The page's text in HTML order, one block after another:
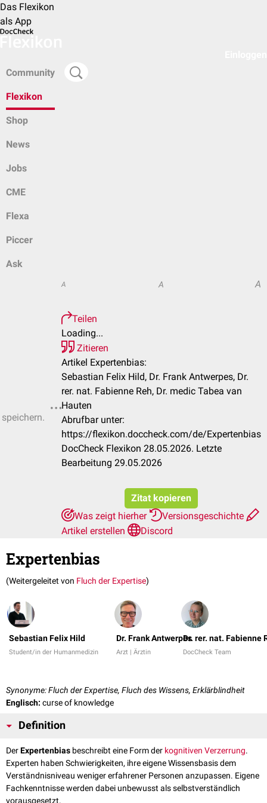
Das Flexikon
als App
Community
Flexikon
Shop
News
Jobs
CME
Flexa
Piccer
Ask
A A A
Teilen
Loading...
Zitieren
Artikel Expertenbias:
Sebastian Felix Hild, Dr. Frank Antwerpes, Dr.
rer. nat. Fabienne Reh, Dr. medic Tabea van
Hauten
Abrufbar unter:
https://flexikon.doccheck.com/de/Expertenbias
DocCheck Flexikon 28.05.2026. Letzte
Bearbeitung 29.05.2026
Zitat kopieren
Was zeigt hierher
Versionsgeschichte
Artikel erstellen
Discord
Expertenbias
(Weitergeleitet von Fluch der Expertise)
Sebastian Felix Hild
Student/in der Humanmedizin
Dr. Frank Antwerpes
Arzt | Ärztin
Dr. rer. nat. Fabienne
DocCheck Team
Synonyme: Fluch der Expertise, Fluch des Wissens, Erklärblindheit
Englisch: curse of knowledge
Definition
DerExpertenbias beschreibt eine Form der kognitiven Verzerrung.
Experten haben Schwierigkeiten, ihre eigene Wissensbasis dem
Verständnisniveau weniger erfahrener Personen anzupassen. Eigene
Fachkenntnisse werden dabei unbewusst als selbstverständlich
vorausgesetzt.